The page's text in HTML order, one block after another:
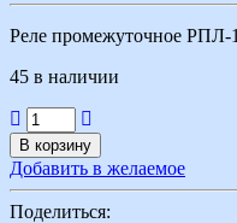
Реле промежуточное
45 в наличии
В корзину
Добавить в желаемое
Поделиться: